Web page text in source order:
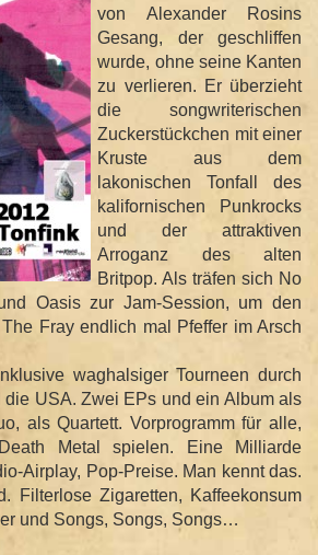
t
e
n
von Alexander Rosins
Gesang, der geschliffen
wurde, ohne seine Kanten
zu verlieren. Er überzieht
die songwriterischen
Zuckerstückchen mit einer
Kruste aus dem
lakonischen Tonfall des
kalifornischen Punkrocks
und der attraktiven
Arroganz des alten
Britpop. Als träfen sich No
Oasis zur Jam-Session, um den
Fray endlich mal Pfeffer im Arsch
waghalsiger Tourneen durch
die USA. Zwei EPs und ein Album als
als Quartett. Vorprogramm für alle,
Metal spielen. Eine Milliarde
Airplay, Pop-Preise. Man kennt das.
Filterlose Zigaretten, Kaffeekonsum
und Songs, Songs, Songs…